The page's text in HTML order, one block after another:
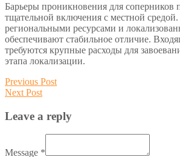
Барьеры проникновения для
тщательной включения с местной средой.
региональными ресурсами и
обеспечивают стабильное отличие.
требуются крупные расходы для
этапа локализации.
Post
navigation
Previous PostPrevious
Next PostNext
Leave a reply
Message *